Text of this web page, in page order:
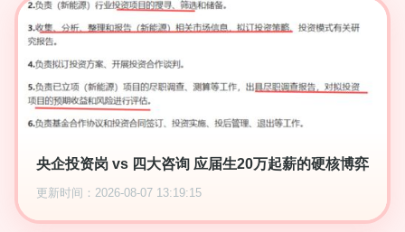
央企投资岗 vs 四大咨询 应届生20万起薪的硬核博弈
更新时间：2026-08-07 13:19:15